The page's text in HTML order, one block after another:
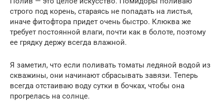
строго под корень, стараясь не попадать на листья,
иначе фитофтора придет очень быстро. Клюква же
требует постоянной влаги, почти как в болоте, поэтому
ее грядку держу всегда влажной.
Я заметил, что если поливать томаты ледяной водой из
скважины, они начинают сбрасывать завязи. Теперь
всегда отстаиваю воду сутки в бочках, чтобы она
прогрелась на солнце.